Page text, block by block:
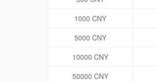
1000 CNY
5000 CNY
10000 CNY
50000 CNY